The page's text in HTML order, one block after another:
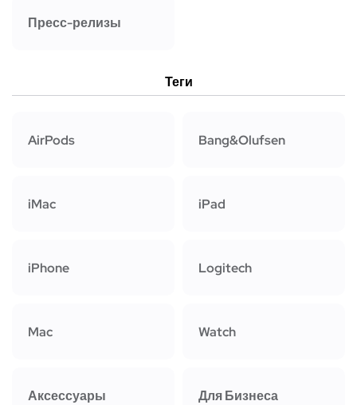
Пресс-релизы
Теги
AirPods Bang&Olufsen
iMac iPad
iPhone Logitech
Mac Watch
Аксессуары Для Бизнеса